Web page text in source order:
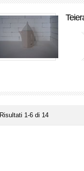
Risultati 1-6 di 14